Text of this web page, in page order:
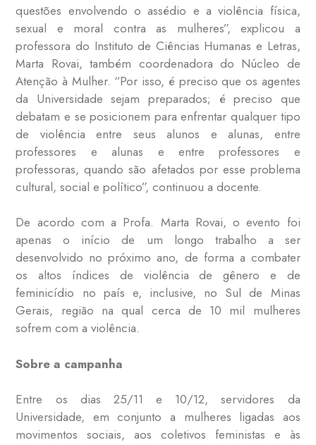
questões envolvendo o assédio e a violência física,
sexual e moral contra as mulheres”, explicou a
professora do Instituto de Ciências Humanas e Letras,
Marta Rovai, também coordenadora do Núcleo de
Atenção à Mulher. “Por isso, é preciso que os agentes
da Universidade sejam preparados; é preciso que
debatam e se posicionem para enfrentar qualquer tipo
de violência entre seus alunos e alunas, entre
professores e alunas e entre professores e
professoras, quando são afetados por esse problema
cultural, social e político”, continuou a docente.
De acordo com a Profa. Marta Rovai, o evento foi
apenas o início de um longo trabalho a ser
desenvolvido no próximo ano, de forma a combater
os altos índices de violência de gênero e de
feminicídio no país e, inclusive, no Sul de Minas
Gerais, região na qual cerca de 10 mil mulheres
sofrem com a violência.
Sobre a campanha
Entre os dias 25/11 e 10/12, servidores da
Universidade, em conjunto a mulheres ligadas aos
movimentos sociais, aos coletivos feministas e às